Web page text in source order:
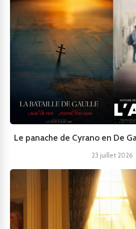
Le panache de Cyrano en De
23 juillet 2026